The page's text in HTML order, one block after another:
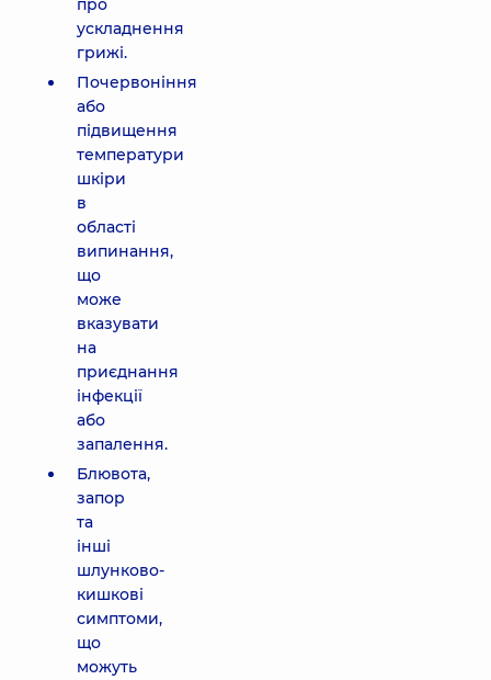
про
ускладнення
грижі.
Почервоніння
або
підвищення
температури
шкіри
в
області
випинання,
що
може
вказувати
на
приєднання
інфекції
або
запалення.
Блювота,
запор
та
інші
шлунково-
кишкові
симптоми,
що
можуть